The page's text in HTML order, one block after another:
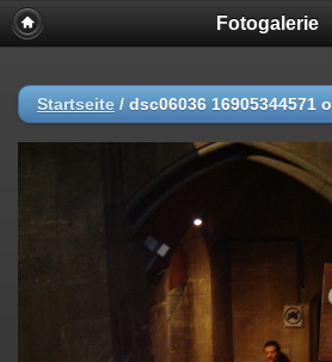
Fotogalerie
Startseite / dsc06036 16905344571 o